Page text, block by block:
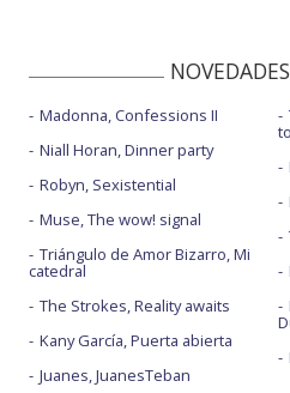
Madonna, Confessions II
Niall Horan, Dinner party
Robyn, Sexistential
Muse, The wow! signal
Triángulo de Amor Bizarro, Mi
catedral
The Strokes, Reality awaits
Kany García, Puerta abierta
Juanes, JuanesTeban